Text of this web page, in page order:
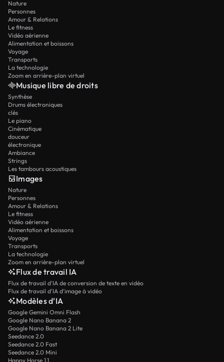
Nature
Personnes
Amour & Relations
Le fitness
Vidéo aérienne
Alimentation et boissons
Voyage
Transports
La technologie
Zoom en arrière-plan virtuel
Musique libre de droits
Synthèse
Drums électroniques
clés
Le piano
Cinématique
douceur
électronique
Ambiance
Strings
Les tambours acoustiques
Images
Nature
Personnes
Amour & Relations
Le fitness
Vidéo aérienne
Alimentation et boissons
Voyage
Transports
La technologie
Zoom en arrière-plan virtuel
Flux de travail IA
Flux de travail d’IA de conversion de texte en vidéo
Flux de travail d’IA d’image à vidéo
Modèles d’IA
Google Gemini Omni Flash
Google Nano Banana 2
Google Nano Banana 2 Lite
Seedance 2.0
Seedance 2.0 Fast
Seedance 2.0 Mini
Happy Horse 1.1